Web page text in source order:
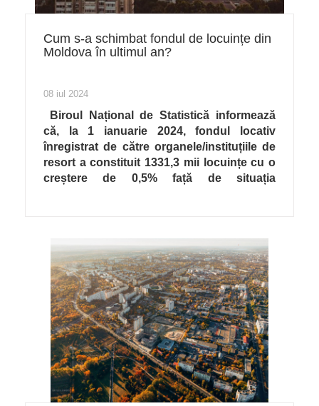
Cum s-a schimbat fondul de locuințe din
Moldova în ultimul an?
08 iul 2024
Biroul Național de Statistică informează
că, la 1 ianuarie 2024, fondul locativ
înregistrat de către organele/instituțiile de
resort a constituit 1331,3 mii locuințe cu o
creștere de 0,5% față de situația